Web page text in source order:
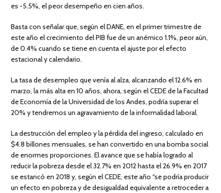
es -5.5%, el peor desempeño en cien años.
Basta con señalar que, según el DANE, en el primer trimestre de
este año el crecimiento del PIB fue de un anémico 1.1%, peor aún,
de 0.4% cuando se tiene en cuenta el ajuste por el efecto
estacional y calendario.
La tasa de desempleo que venía al alza, alcanzando el 12.6% en
marzo, la más alta en 10 años, ahora, según el CEDE de la Facultad
de Economía de la Universidad de los Andes, podría superar el
20% y tendremos un agravamiento de la informalidad laboral.
La destrucción del empleo y la pérdida del ingreso, calculado en
$4.8 billones mensuales, se han convertido en una bomba social
de enormes proporciones. El avance que se había logrado al
reducir la pobreza desde el 32.7% en 2012 hasta el 26.9% en 2017
se estancó en 2018 y, según el CEDE, este año “se podría producir
un efecto en pobreza y de desigualdad equivalente a retroceder a